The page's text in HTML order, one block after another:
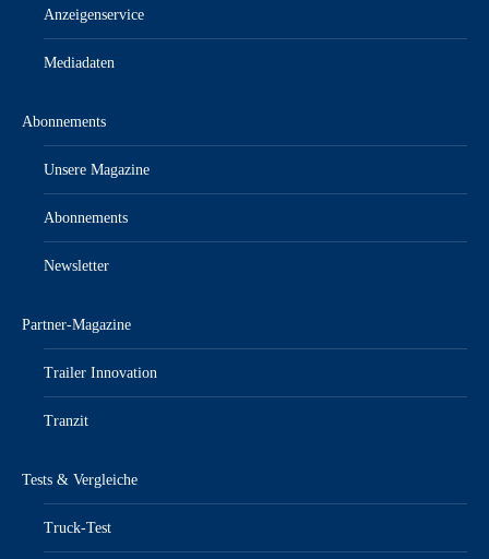
Anzeigenservice
Mediadaten
Abonnements
Unsere Magazine
Abonnements
Newsletter
Partner-Magazine
Trailer Innovation
Tranzit
Tests & Vergleiche
Truck-Test